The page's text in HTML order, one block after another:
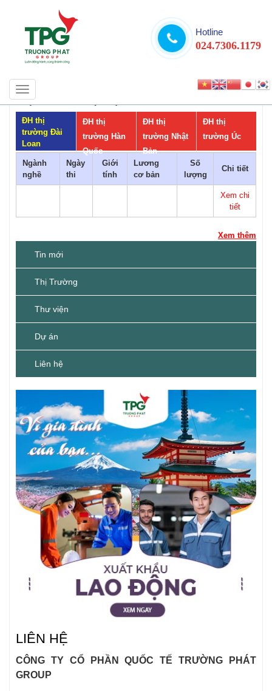
Hotline
024.7306.1179
Toggle
navigation
THỊ TRƯỜNG ĐẠI HỌC
ĐH thị
trường Đài
Loan
ĐH thị
trường Hàn
Quốc
ĐH thị
trường Nhật
Bản
ĐH thị
trường Úc
Ngành
nghề
Ngày
thi
Giới
tính
Lương
cơ bản
Số
lượng
Chi tiết
Xem chi
tiết
Xem thêm
Tin mới
Thị Trường
Thư viện
Dự án
Liên hệ
LIÊN HỆ
CÔNG TY CỔ PHẦN QUỐC TẾ TRƯỜNG PHÁT
GROUP